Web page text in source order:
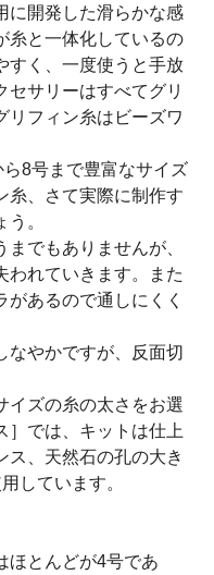
に開発した滑らかな感
糸と一体化しているの
すく、一度使うと手放
セサリーはすべてグリ
リフィン糸はビーズワ
8号まで豊富なサイズ
糸、さて実際に制作す
。
でもありませんが、
われていきます。また
あるので通しにくく
なやかですが、反面切
イズの糸の太さをお選
では、キットは仕上
ス、天然石の孔の大き
しています。
ほとんどが4号であ